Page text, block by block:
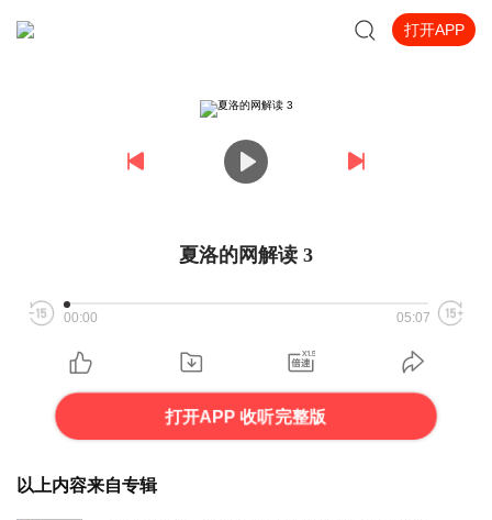
打开APP
夏洛的网解读 3
00:00 05:07
打开APP 收听完整版
以上内容来自专辑